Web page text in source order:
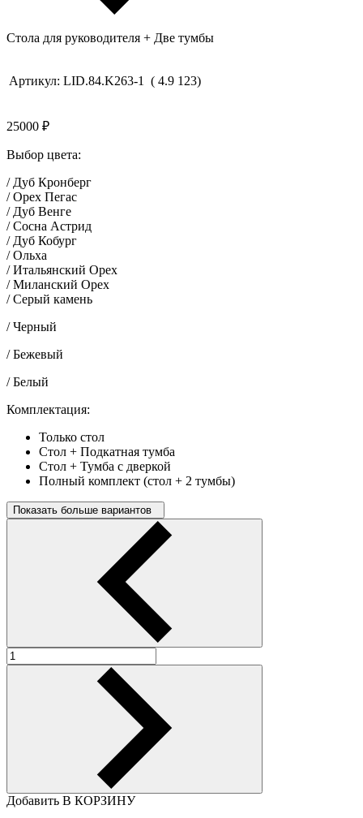
Стола для руководителя + Две тумбы
Артикул: LID.84.K263-1 ( 4.9 123)
25000 ₽
Выбор цвета:
/ Дуб Кронберг
/ Орех Пегас
/ Дуб Венге
/ Сосна Астрид
/ Дуб Кобург
/ Ольха
/ Итальянский Орех
/ Миланский Орех
/ Серый камень
/ Черный
/ Бежевый
/ Белый
Комплектация:
Только стол
Стол + Подкатная тумба
Стол + Тумба с дверкой
Полный комплект (стол + 2 тумбы)
Показать больше вариантов
Добавить В КОРЗИНУ